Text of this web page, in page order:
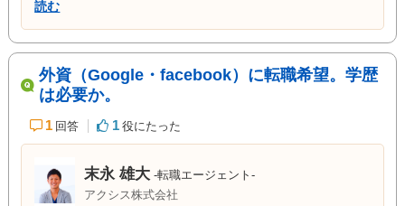
読む
外資（Google・facebook）に転職希望。学歴
は必要か。
1 回答 1 役にたった
末永 雄大 -転職エージェント-
アクシス株式会社